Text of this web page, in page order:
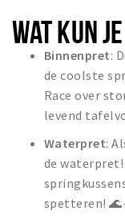
WAT KUN
Binnenpret:
de coolste
Race over
levend
Waterpret:
de
spetteren!